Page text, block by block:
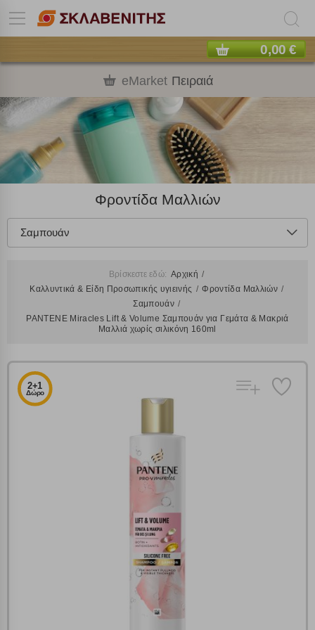
0,00 €
eMarket Πειραιά
Φροντίδα Μαλλιών
Σαμπουάν
Βρίσκεστε εδώ: Αρχική
Καλλυντικά & Είδη Προσωπικής υγιεινής
Φροντίδα Μαλλιών
Σαμπουάν
PANTENE Miracles Lift & Volume Σαμπουάν για Γεμάτα & Μακριά
Μαλλιά χωρίς σιλικόνη 160ml
2+1
Δώρο
Πολλαπλή αναζήτηση